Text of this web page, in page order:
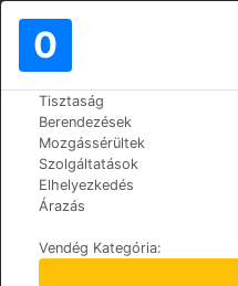
0
Tisztaság
Berendezések
Mozgássérültek
Szolgáltatások
Elhelyezkedés
Árazás
Vendég Kategória:
Világ>Bulgaria
Kempinki Hotel
+359 (0)74988888